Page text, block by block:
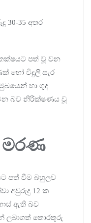
35 අතර
පත් වූ වන
හෝ විදුලි සැර
හා ගුද
බව නිරීක්ෂණය වූ
මරණ
පත් වීම බහුලව
අවුරුදු 12 ක
ඇති බව
ලබාගත් තොරතුරු